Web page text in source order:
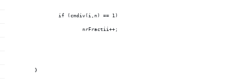
		if (cmdiv(i,n) == 1)
			nrFractii++;
	}